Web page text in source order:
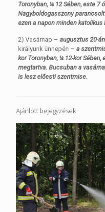
Toronyban, ¼ 12 Sében, este 7
Nagyboldogasszony
ezen a napon minden katolikus
2) Vasárnap – augusztus 20-án
királyunk ünnepén – a
kor Toronyban, ¼ 12-kor
megtartva. Bucsuban a
is lesz előesti szentmise.
Ajánlott bejegyzések